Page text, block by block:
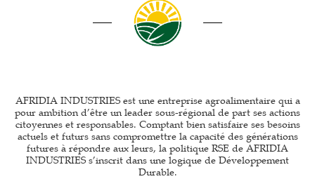
AFRIDIA INDUSTRIES est une entreprise agroalimentaire qui a
pour ambition d’être un leader sous-régional de part ses actions
citoyennes et responsables. Comptant bien satisfaire ses besoins
actuels et futurs sans compromettre la capacité des générations
futures à répondre aux leurs, la politique RSE de AFRIDIA
INDUSTRIES s’inscrit dans une logique de Développement
Durable.